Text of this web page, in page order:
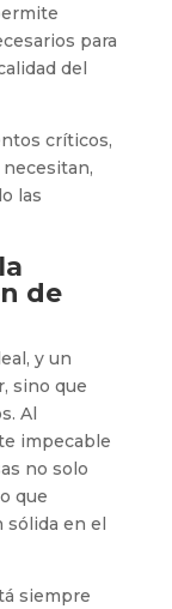
para
del
críticos,
las
de
y un
sino que
Al
impecable
no solo
que
en el
siempre